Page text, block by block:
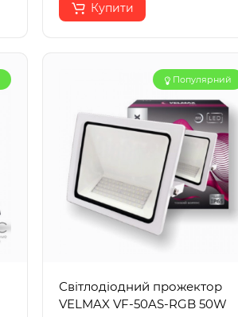
Купити
Популярний
Світлодіодний прожектор
VELMAX VF-50AS-RGB 50W